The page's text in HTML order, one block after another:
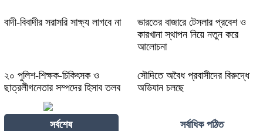
বাদী-বিবাদীর সরাসরি সাক্ষ্য লাগবে না
ভারতের বাজারে টেসলার প্রবেশ ও
কারখানা স্থাপন নিয়ে নতুন করে
আলোচনা
২০ পুলিশ-শিক্ষক-চিকিৎসক ও
ছাত্রলীগনেতার সম্পদের হিসাব তলব
সৌদিতে অবৈধ প্রবাসীদের বিরুদ্ধে
অভিযান চলছে
সর্বশেষ সর্বাধিক পঠিত